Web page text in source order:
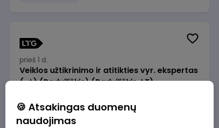
prieš 1 d.
Veiklos užtikrinimo ir atitikties vyr. ekspertas
(-ė) (Radviliškis) (Radviliškis, LT)
2610 - 3910 €/mėn. Prieš mokesčius
🍪 Atsakingas duomenų
naudojimas